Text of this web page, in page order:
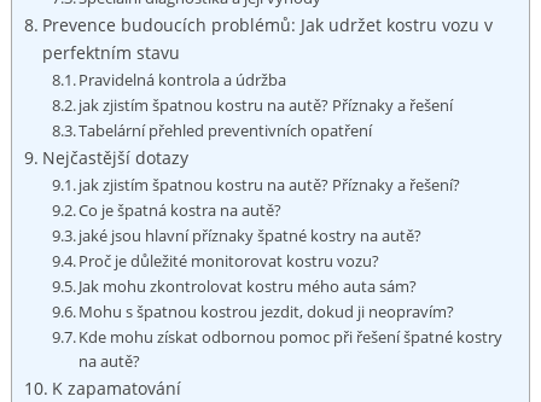
Prevence budoucích problémů: Jak udržet kostru vozu v
perfektním stavu
Pravidelná kontrola a ⁢údržba
jak zjistím špatnou kostru na autě? Příznaky a řešení
Tabelární⁢ přehled preventivních opatření
Nejčastější dotazy
jak zjistím špatnou⁣ kostru na autě? Příznaky a řešení?
Co je špatná kostra na ⁣autě?
jaké jsou hlavní ⁣příznaky špatné ⁤kostry na ‍autě?
Proč‍ je důležité monitorovat kostru vozu?
Jak mohu​ zkontrolovat kostru​ mého auta sám?
Mohu s špatnou kostrou jezdit, dokud ji neopravím?
Kde mohu získat odbornou pomoc při řešení špatné kostry
na autě?
K zapamatování